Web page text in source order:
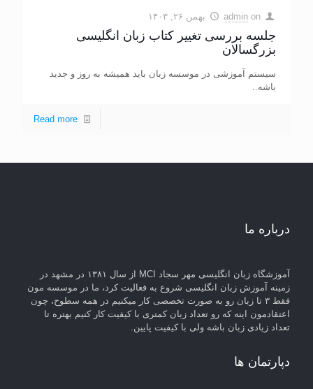
admin on بهمن ۲۶, ۱۴۰۳
جلسه بررسی تغییر کتاب زبان انگلیسی
بزرگسالان
سیستم آموزشی در موسسه زبان باید همیشه به روز و جدید
باشه..
Read more
درباره ما
آموزشگاه زبان انگلیسی مهر سجاد MCI از سال ۱۳۸۱ در مشهد در
زمینه آموزش زبان انگلیسی شروع به فعالیت کرد، ما در موسسه مون
فقط ۳ تا زبان رو به صورت تخصصی کار میکنیم در همه سطوح، چون
اعتقادمون اینه که رو تعداد زبان کمتری با کیفیت کار کنیم بهتره تا
تعداد زیادی زبان باشه ولی با کیفیت پایین.
دپارتمان ها